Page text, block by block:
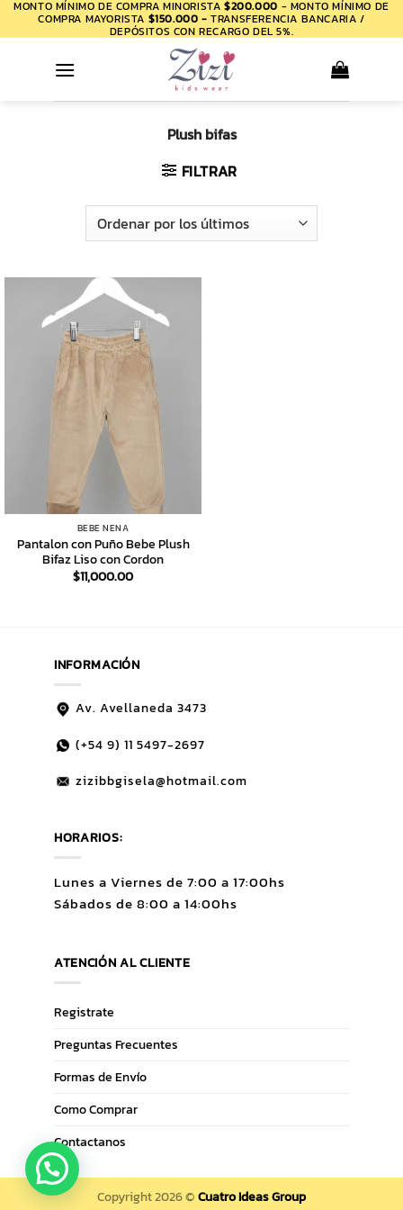
Saltar
al
MONTO MÍNIMO DE COMPRA MINORISTA$200.000 - MONTO MÍNIMO DE
COMPRA MAYORISTA $150.000 - TRANSFERENCIA BANCARIA /
DEPÓSITOS CON RECARGO DEL 5%.
Plush bifas
FILTRAR
BEBE NENA
Pantalon con Puño Bebe Plush
Bifaz Liso con Cordon
$11,000.00
INFORMACIÓN
Av. Avellaneda 3473
(+54 9) 11 5497-2697
zizibbgisela@hotmail.com
HORARIOS:
Lunes a Viernes de 7:00 a 17:00hs
Sábados de 8:00 a 14:00hs
ATENCIÓN AL CLIENTE
Registrate
Preguntas Frecuentes
Formas de Envío
Como Comprar
Contactanos
Copyright 2026 ©Cuatro Ideas Group